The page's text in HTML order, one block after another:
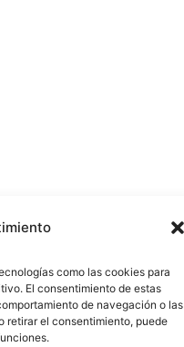
como las cookies para
El consentimiento de estas
de navegación o las
retirar el consentimiento, puede